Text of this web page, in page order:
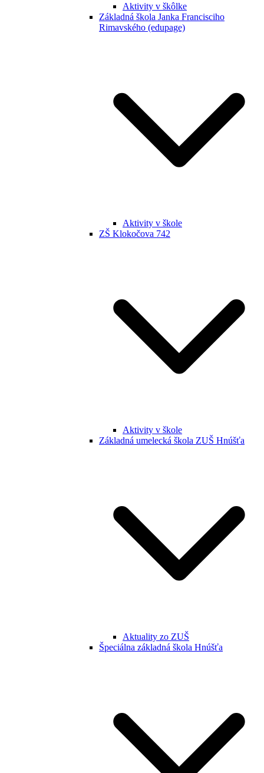
Aktivity v škôlke
Základná škola Janka Francisciho
Rimavského (edupage)
Aktivity v škole
ZŠ Klokočova 742
Aktivity v škole
Základná umelecká škola ZUŠ Hnúšťa
Aktuality zo ZUŠ
Špeciálna základná škola Hnúšťa